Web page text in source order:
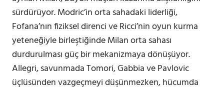
sürdürüyor. Modric’in orta sahadaki liderliği,
Fofana’nın fiziksel direnci ve Ricci’nin oyun kurma
yeteneğiyle birleştiğinde Milan orta sahası
durdurulması güç bir mekanizmaya dönüşüyor.
Allegri, savunmada Tomori, Gabbia ve Pavlovic
üçlüsünden vazgeçmeyi düşünmezken, hücumda